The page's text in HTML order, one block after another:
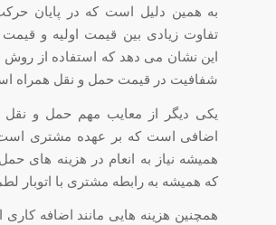
به همین دلیل است که در پایان
تفاوت زیادی بین قیمت اولیه و قیمت
این نشان می دهد که استفاده از
شفافیت در قیمت حمل و نقل همراه
یکی دیگر از معایب مهم حمل و نقل
اضافی است که بر عهده مشتری است.
همیشه نیاز به انعام در هزینه های
که همیشه به رابطه مشتری با اتوبار
همچنین هزینه هایی مانند اضافه